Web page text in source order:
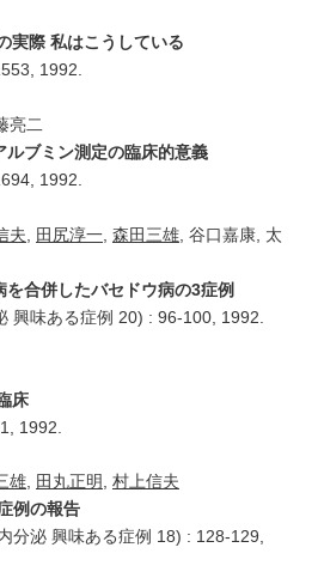
実際 私はこうしている
1992.
亮二
ルブミン測定の臨床的意義
1992.
夫 田尻淳一 森田三雄 , 谷口嘉康, 太
合併したバセドウ病の3症例
興味ある症例 20) : 96-100, 1992.
床
1992.
雄, 田丸正明, 村上信夫
例の報告
分泌 興味ある症例 18) : 128-129,